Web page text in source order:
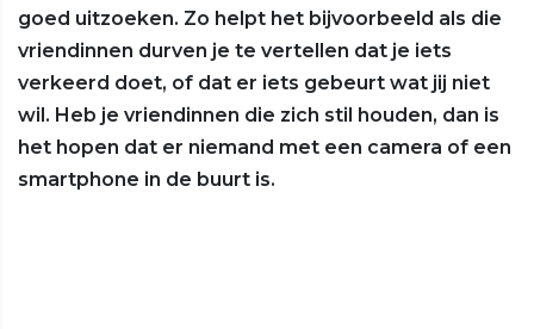
goed uitzoeken. Zo helpt het bijvoorbeeld als die
vriendinnen durven je te vertellen dat je iets
verkeerd doet, of dat er iets gebeurt wat jij niet
wil. Heb je vriendinnen die zich stil houden, dan is
het hopen dat er niemand met een camera of een
smartphone in de buurt is.